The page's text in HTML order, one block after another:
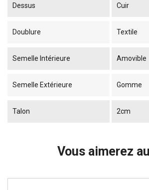
Dessus Cuir
Doublure Textile
Semelle Intérieure Amovible
Semelle Extérieure Gomme
Talon 2cm
Vous aimerez